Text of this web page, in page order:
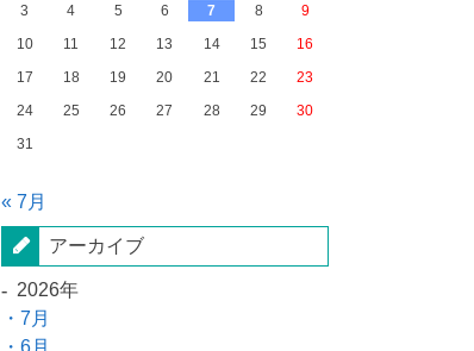
3
4 5 6 7 8
9
10
11 12 13 14 15
16
17
18 19 20 21 22
23
24
25 26 27 28 29
30
31
« 7月
アーカイブ
2026年
7月
6月